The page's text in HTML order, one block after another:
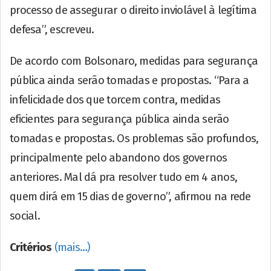
processo de assegurar o direito inviolável à legítima
defesa”, escreveu.
De acordo com Bolsonaro, medidas para segurança
pública ainda serão tomadas e propostas. “Para a
infelicidade dos que torcem contra, medidas
eficientes para segurança pública ainda serão
tomadas e propostas. Os problemas são profundos,
principalmente pelo abandono dos governos
anteriores. Mal dá pra resolver tudo em 4 anos,
quem dirá em 15 dias de governo”, afirmou na rede
social.
Critérios (mais…)